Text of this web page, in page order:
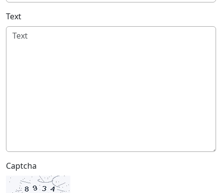
Text
Captcha